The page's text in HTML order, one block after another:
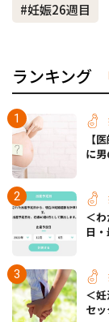
#妊娠26週目
ランキング
【
に
＜
日
＜
セ